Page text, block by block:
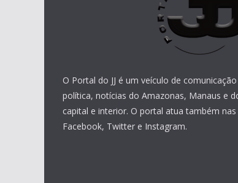
O Portal do JJ é um veículo de
política, notícias do Amazonas, Manaus e
capital e interior. O portal atua também
Facebook, Twitter e Instagram.